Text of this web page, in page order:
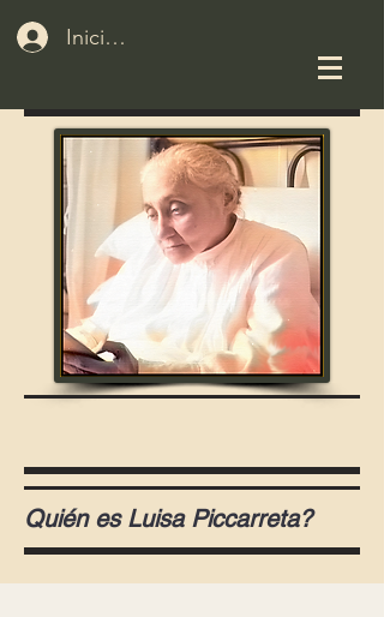
Iniciar sesión
Quién es Luisa Piccarreta?